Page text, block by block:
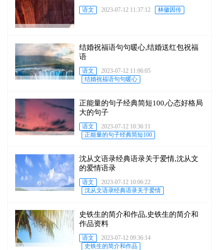
语文 2023-07-12 11:37:12 林徽因传
结婚祝福语句句暖心,结婚送红包祝福
语
语文
2023-07-12 11:06:05
结婚祝福语句句暖心
正能量的句子经典简短100,心态好格局
大的句子
语文
2023-07-12 10:36:11
正能量的句子经典简短100
沈从文语录经典语录关于爱情,沈从文
的爱情语录
语文
2023-07-12 10:06:22
沈从文语录经典语录关于爱情
史铁生的简介和作品,史铁生的简介和
作品资料
语文
2023-07-12 09:36:14
史铁生的简介和作品